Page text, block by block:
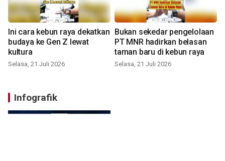
Ini cara kebun raya dekatkan
budaya ke Gen Z lewat
kultura
Selasa, 21 Juli 2026
Bukan sekedar pengelolaan
PT MNR hadirkan belasan
taman baru di kebun raya
Selasa, 21 Juli 2026
Infografik